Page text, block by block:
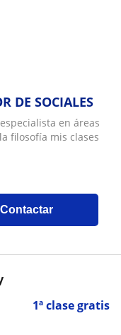
DE SOCIALES
en áreas
filosofía mis clases
Contactar
1ª clase gratis